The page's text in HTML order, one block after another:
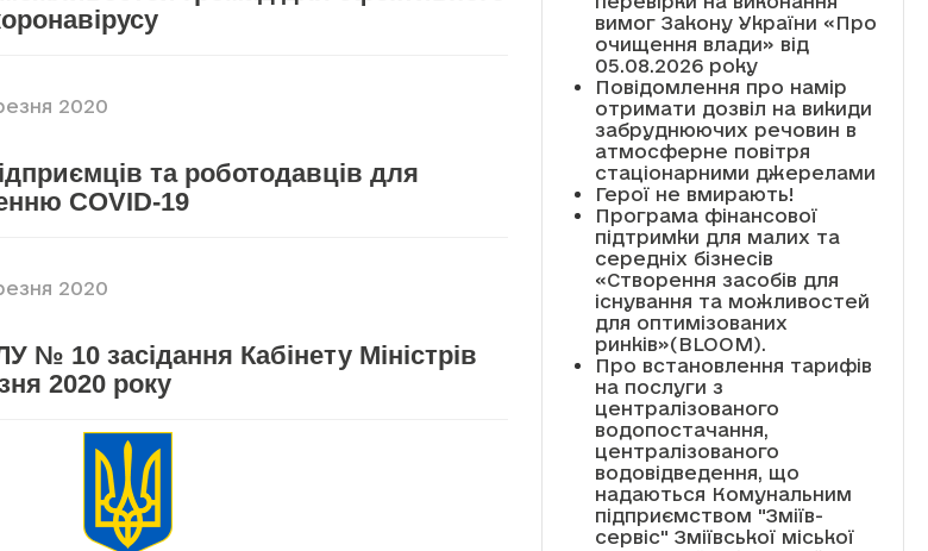
2020
та роботодавців для
COVID-19
2020
10 засідання Кабінету Міністрів
2020 року
вимог Закону України «Про
очищення влади» від
05.08.2026 року
Повідомлення про намір
отримати дозвіл на викиди
забруднюючих речовин в
атмосферне повітря
стаціонарними джерелами
Герої не вмирають!
Програма фінансової
підтримки для малих та
середніх бізнесів
«Створення засобів для
існування та можливостей
для оптимізованих
ринків»(BLOOM).
Про встановлення тарифів
на послуги з
централізованого
водопостачання,
централізованого
водовідведення, що
надаються Комунальним
підприємством "Зміїв-
сервіс" Зміївської міської